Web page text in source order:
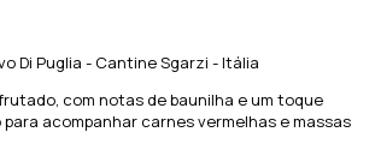
Di Puglia - Cantine Sgarzi - Itália
com notas de baunilha e um toque
acompanhar carnes vermelhas e massas